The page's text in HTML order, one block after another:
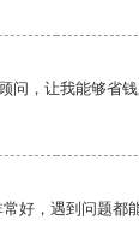
问，让我能够省钱
好，遇到问题都